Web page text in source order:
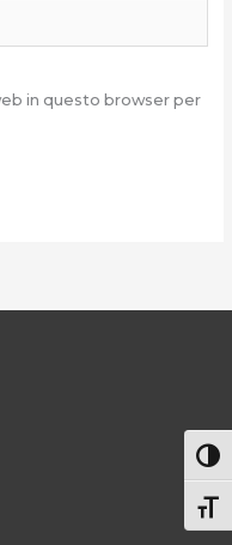
in questo browser per